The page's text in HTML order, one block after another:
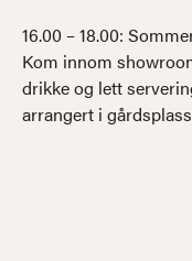
16.00 – 18.00:
Kom innom
drikke og lett
arrangert i